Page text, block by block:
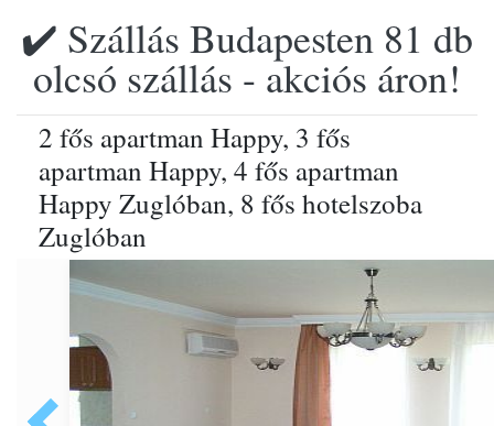
✔️ Szállás Budapesten 81 db
olcsó szállás - akciós áron!
2 fős apartman Happy, 3 fős
apartman Happy, 4 fős apartman
Happy Zuglóban, 8 fős hotelszoba
Zuglóban